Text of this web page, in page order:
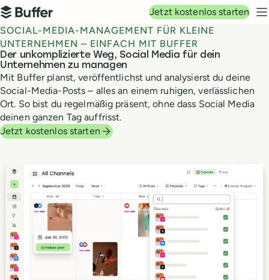
Hauptnavigation
Buffer
Jetzt kostenlos starten
SOCIAL-MEDIA-MANAGEMENT FÜR KLEINE
UNTERNEHMEN – EINFACH MIT BUFFER
Der unkomplizierte Weg, Social Media für dein
Unternehmen zu managen
Mit Buffer planst, veröffentlichst und analysierst du deine
Social-Media-Posts – alles an einem ruhigen, verlässlichen
Ort. So bist du regelmäßig präsent, ohne dass Social Media
deinen ganzen Tag auffrisst.
Jetzt kostenlos starten